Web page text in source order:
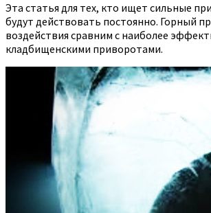
Эта статья для тех, кто ищет сильные
будут действовать постоянно. Горный
воздействия сравним с наиболее
кладбищенскими приворотами.